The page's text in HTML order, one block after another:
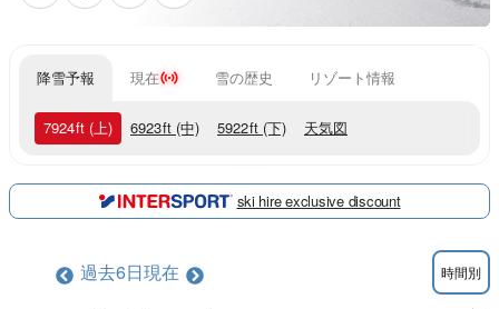
降雪予報 現在 雪の歴史 リゾート情報
7924ft (上) 6923ft (中) 5922ft (下) 天気図
ski hire exclusive discount
過去6日現在 時間別